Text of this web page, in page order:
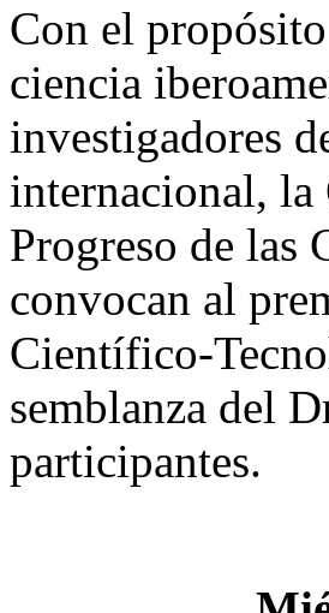
Con el
ciencia
investigadores
internacional,
Progreso de las
convocan al
Científico-
semblanza del
participantes.